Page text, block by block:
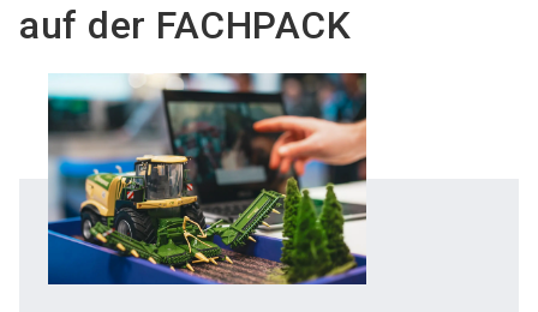
auf der FACHPACK